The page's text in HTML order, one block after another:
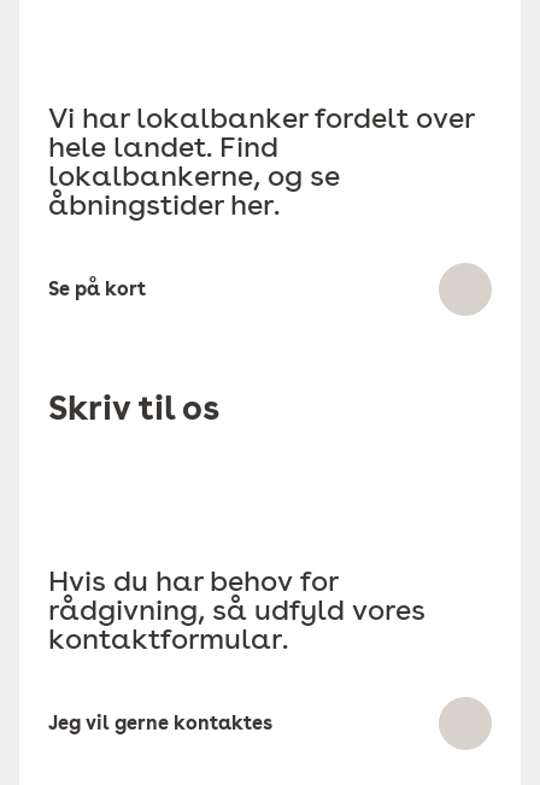
Vi har lokalbanker fordelt over
hele landet. Find
lokalbankerne, og se
åbningstider her.
Se på kort
Skriv til os
Hvis du har behov for
rådgivning, så udfyld vores
kontaktformular.
Jeg vil gerne kontaktes